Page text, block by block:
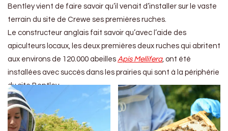
Bentley vient de faire savoir qu’il venait d’installer sur le vaste
terrain du site de Crewe ses premières ruches.
Le constructeur anglais fait savoir qu’avec l’aide des
apiculteurs locaux, les deux premières deux ruches qui abritent
aux environs de 120.000 abeilles Apis Mellifera, ont été
installées avec succès dans les prairies qui sont à la périphérie
du site Bentley.